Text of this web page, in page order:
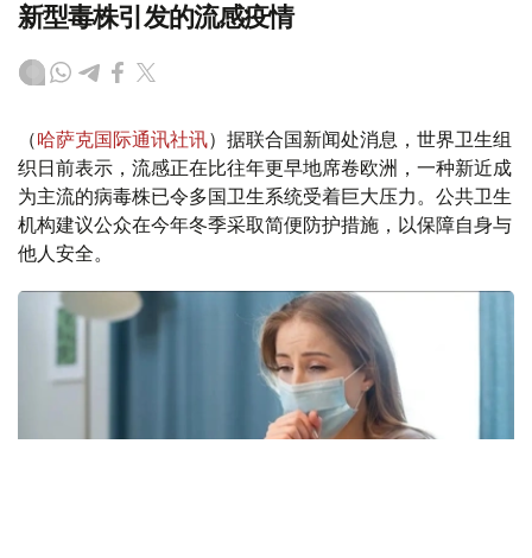
新型毒株引发的流感疫情
（哈萨克国际通讯社讯）据联合国新闻处消息，世界卫生组
织日前表示，流感正在比往年更早地席卷欧洲，一种新近成
为主流的病毒株已令多国卫生系统受着巨大压力。公共卫生
机构建议公众在今年冬季采取简便防护措施，以保障自身与
他人安全。